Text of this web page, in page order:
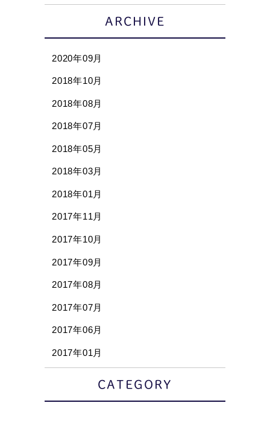
ARCHIVE
2020年09月
2018年10月
2018年08月
2018年07月
2018年05月
2018年03月
2018年01月
2017年11月
2017年10月
2017年09月
2017年08月
2017年07月
2017年06月
2017年01月
CATEGORY